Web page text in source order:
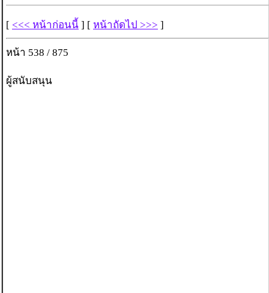
[ <<< หน้าก่อนนี้ ] [ หน้าถัดไป >>> ]
หน้า 538 / 875
ผู้สนับสนุน